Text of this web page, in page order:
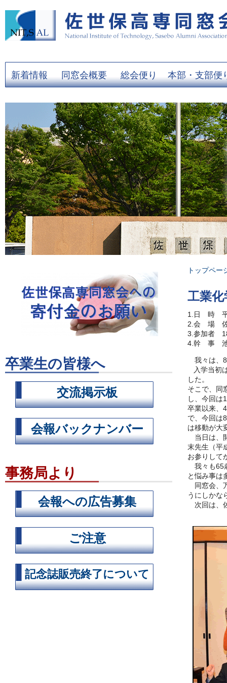
新着情報 同窓会概要 総会便り 本部・支部便
トップペー
工業
1.日 時 平
2.会 場 佐
3.参加者
4.幹 事 池
我々は、8
入学当初
した。
そこで、同
し、今回は
卒業以来、
で、今回は
は移動が大
当日は、
末先生（平
お参りして
我々も65
と悩み事は
同窓会、
うにしかな
次回は、
卒業生の皆様へ
交流掲示板
会報バックナンバー
事務局より
会報への広告募集
ご注意
記念誌販売終了について